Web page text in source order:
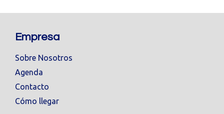
Empresa
Sobre Nosotros
Agenda
Contacto
Cómo llegar